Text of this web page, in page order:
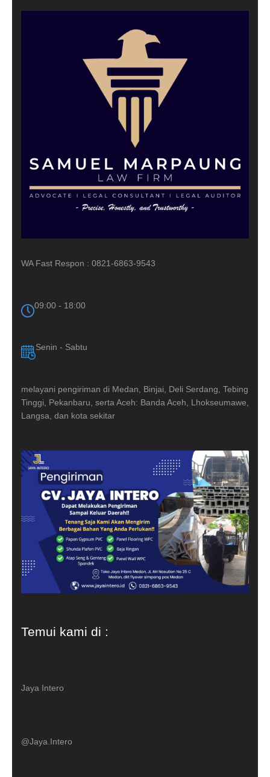
WA Fast Respon : 0821-6863-9543
09:00 - 18:00
Senin - Sabtu
melayani pengiriman di Medan, Binjai, Deli Serdang, Tebing
Tinggi, Pekanbaru, serta Aceh: Banda Aceh, Lhokseumawe,
Langsa, dan kota sekitar
Temui kami di :
Jaya Intero
@Jaya.Intero